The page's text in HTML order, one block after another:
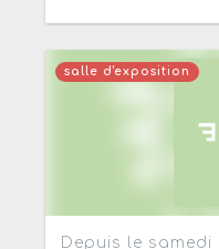
salle d'exposition
Depuis le samedi